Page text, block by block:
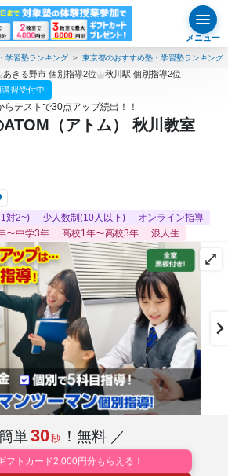
メニュー
学習塾ランキング 東京都のおすすめ塾・学習塾ランキング
あきる野市 個別指導2位
秋川駅 個別指導2位
講習受付中
テストで30点アップ続出！！
（アトム） 秋川教室
対2~) 少人数制(10人以下)
オンライン指導
〜中学3年 高校1年〜高校3年 浪人生
単30秒 ！無料 ／
フトカード2,000円分もらえる！